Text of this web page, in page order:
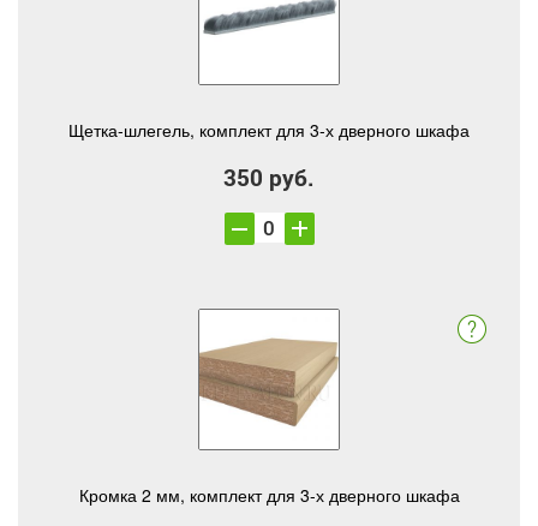
Щетка-шлегель, комплект для 3-х дверного шкафа
350 руб.
Кромка 2 мм, комплект для 3-х дверного шкафа